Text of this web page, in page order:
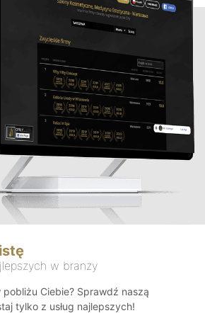
w branży
Ciebie? Sprawdź naszą
tylko z usług najlepszych!